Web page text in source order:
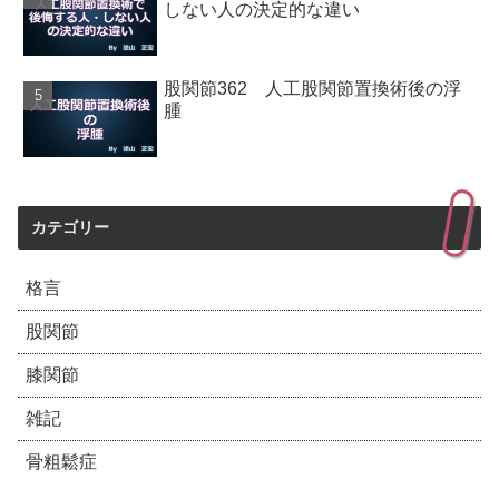
しない人の決定的な違い
股関節362 人工股関節置換術後の浮
腫
カテゴリー
格言
股関節
膝関節
雑記
骨粗鬆症